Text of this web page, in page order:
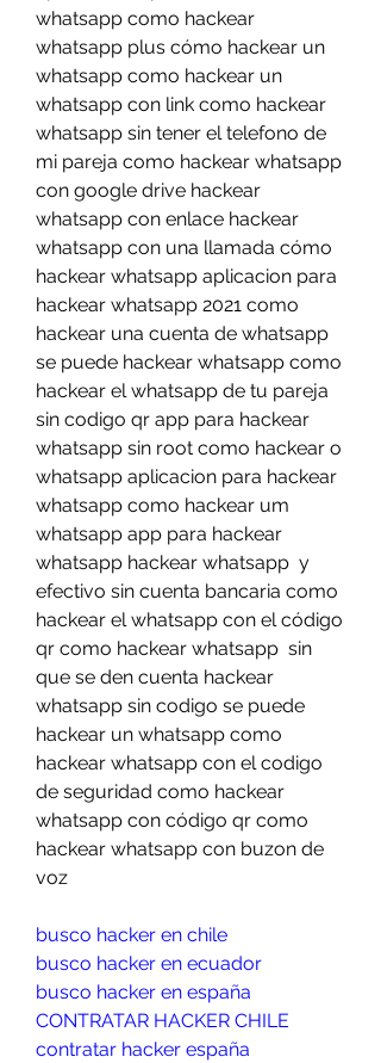
whatsapp como hackear
whatsapp plus cómo hackear un
whatsapp como hackear un
whatsapp con link como hackear
whatsapp sin tener el telefono de
mi pareja como hackear whatsapp
con google drive hackear
whatsapp con enlace hackear
whatsapp con una llamada cómo
hackear whatsapp aplicacion para
hackear whatsapp 2021 como
hackear una cuenta de whatsapp
se puede hackear whatsapp como
hackear el whatsapp de tu pareja
sin codigo qr app para hackear
whatsapp sin root como hackear o
whatsapp aplicacion para hackear
whatsapp como hackear um
whatsapp app para hackear
whatsapp hackear whatsapp  y
efectivo sin cuenta bancaria como
hackear el whatsapp con el código
qr como hackear whatsapp  sin
que se den cuenta hackear
whatsapp sin codigo se puede
hackear un whatsapp como
hackear whatsapp con el codigo
de seguridad como hackear
whatsapp con código qr como
hackear whatsapp con buzon de
voz
busco hacker en chile
busco hacker en ecuador
busco hacker en españa
CONTRATAR HACKER CHILE
contratar hacker españa